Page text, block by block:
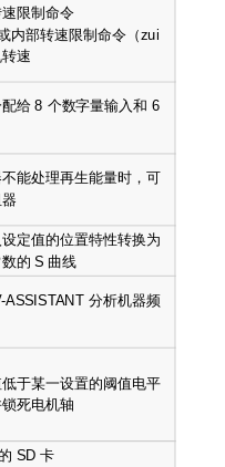
限制命令
内部转速限制命令（zui
速
给 8 个数字量输入和 6
能处理再生能量时，可
定值的位置特性转换为
的 S 曲线
ASSISTANT 分析机器频
于某一设置的阈值电平
死电机轴
SD 卡